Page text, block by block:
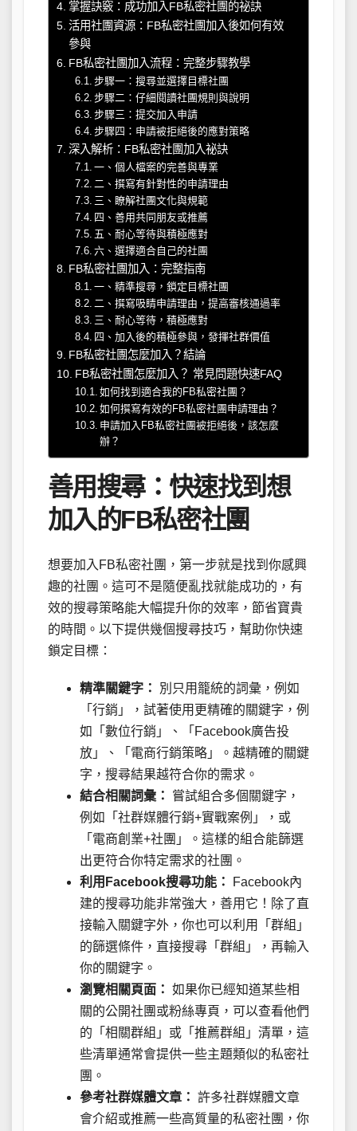
掌握訣竅：成功加入FB私密社團的祕訣
活用社團資源：FB私密社團加入後如何有效
參與
FB私密社團加入流程：完整步驟教學
步驟一：搜尋並選擇目標社團
步驟二：仔細閱讀社團規則與說明
步驟三：提交加入申請
步驟四：申請被拒絕後的應對策略
深入解析：FB私密社團加入祕訣
一、個人檔案的完善與專業
二、撰寫有針對性的申請理由
三、瞭解社團文化與規範
四、善用共同朋友或推薦
五、耐心等待與積極應對
六、選擇適合自己的社團
FB私密社團加入：完整指南
一、精準搜尋，鎖定目標社團
二、撰寫吸睛申請理由，提高審核通過率
三、耐心等待，積極應對
四、加入後的積極參與，發揮社群價值
FB私密社團怎麼加入？結論
FB私密社團怎麼加入？ 常見問題快速FAQ
如何找到適合我的FB私密社團？
如何撰寫有效的FB私密社團申請理由？
申請加入FB私密社團被拒絕後，該怎麼
辦？
善用搜尋：快速找到想
加入的FB私密社團
想要加入FB私密社團，第一步就是找到你感興
趣的社團。這可不是隨便亂找就能成功的，有
效的搜尋策略能大幅提升你的效率，節省寶貴
的時間。以下提供幾個搜尋技巧，幫助你快速
鎖定目標：
精準關鍵字：
別只用籠統的詞彙，例如
「行銷」，試著使用更精確的關鍵字，例
如「數位行銷」、「Facebook廣告投
放」、「電商行銷策略」。越精確的關鍵
字，搜尋結果越符合你的需求。
結合相關詞彙：
嘗試組合多個關鍵字，
例如「社群媒體行銷+實戰案例」，或
「電商創業+社團」。這樣的組合能篩選
出更符合你特定需求的社團。
利用Facebook搜尋功能：
Facebook內
建的搜尋功能非常強大，善用它！除了直
接輸入關鍵字外，你也可以利用「群組」
的篩選條件，直接搜尋「群組」，再輸入
你的關鍵字。
瀏覽相關頁面： 如果你已經知道某些相
關的公開社團或粉絲專頁，可以查看他們
的「相關群組」或「推薦群組」清單，這
些清單通常會提供一些主題類似的私密社
團。
參考社群媒體文章： 許多社群媒體文章
會介紹或推薦一些高質量的私密社團，你